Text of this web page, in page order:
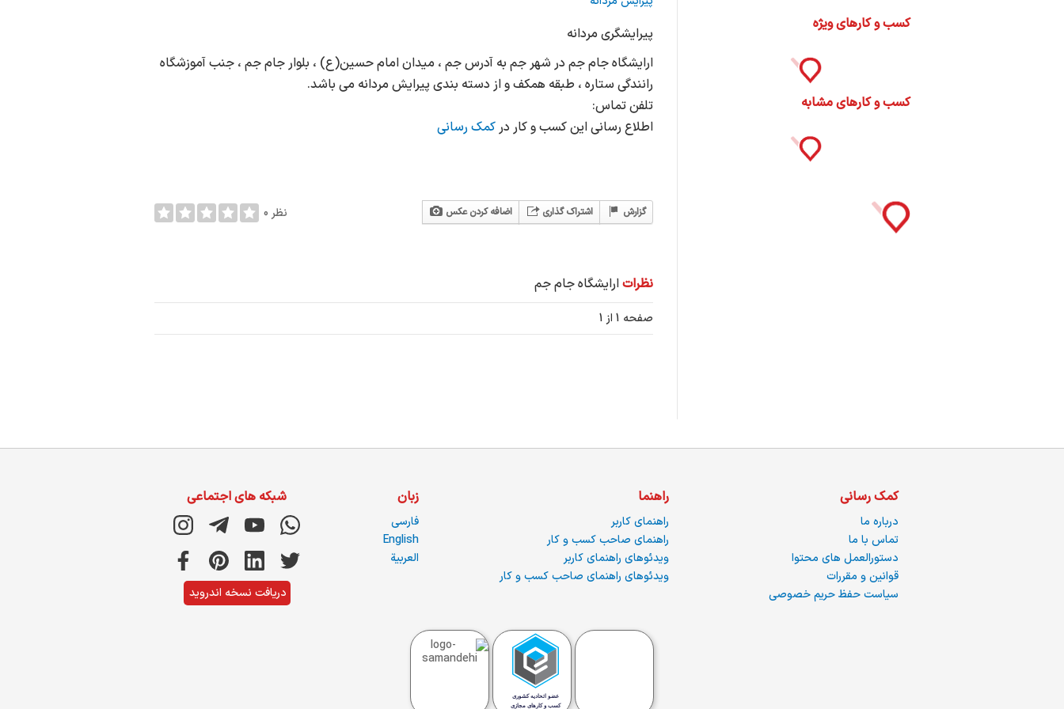
پیرایشگری مردانه
ارایشگاه جام جم در شهر جم به آدرس جم ، میدان امام حسین(ع) ، بلوار جام جم ، جنب آموزشگاه
رانندگی ستاره ، طبقه همکف و از دسته بندی پیرایش مردانه می باشد.
تلفن تماس:
اطلاع رسانی این کسب و کار درکمک رسانی
اضافه کردن عکس اشتراک گذاری گزارش 0 نظر
نظراتارایشگاه جام جم
صفحه 1 از 1
کسب و کارهای ویژه
کسب و کارهای مشابه
کمک رسانی
درباره ما
تماس با ما
دستورالعمل های محتوا
قوانین و مقررات
سیاست حفظ حریم خصوصی
راهنما
راهنمای کاربر
راهنمای صاحب کسب و کار
ویدئوهای راهنمای کاربر
ویدئوهای راهنمای صاحب کسب و کار
زبان
فارسی
English
العربية
شبکه های اجتماعی
دریافت نسخه اندروید